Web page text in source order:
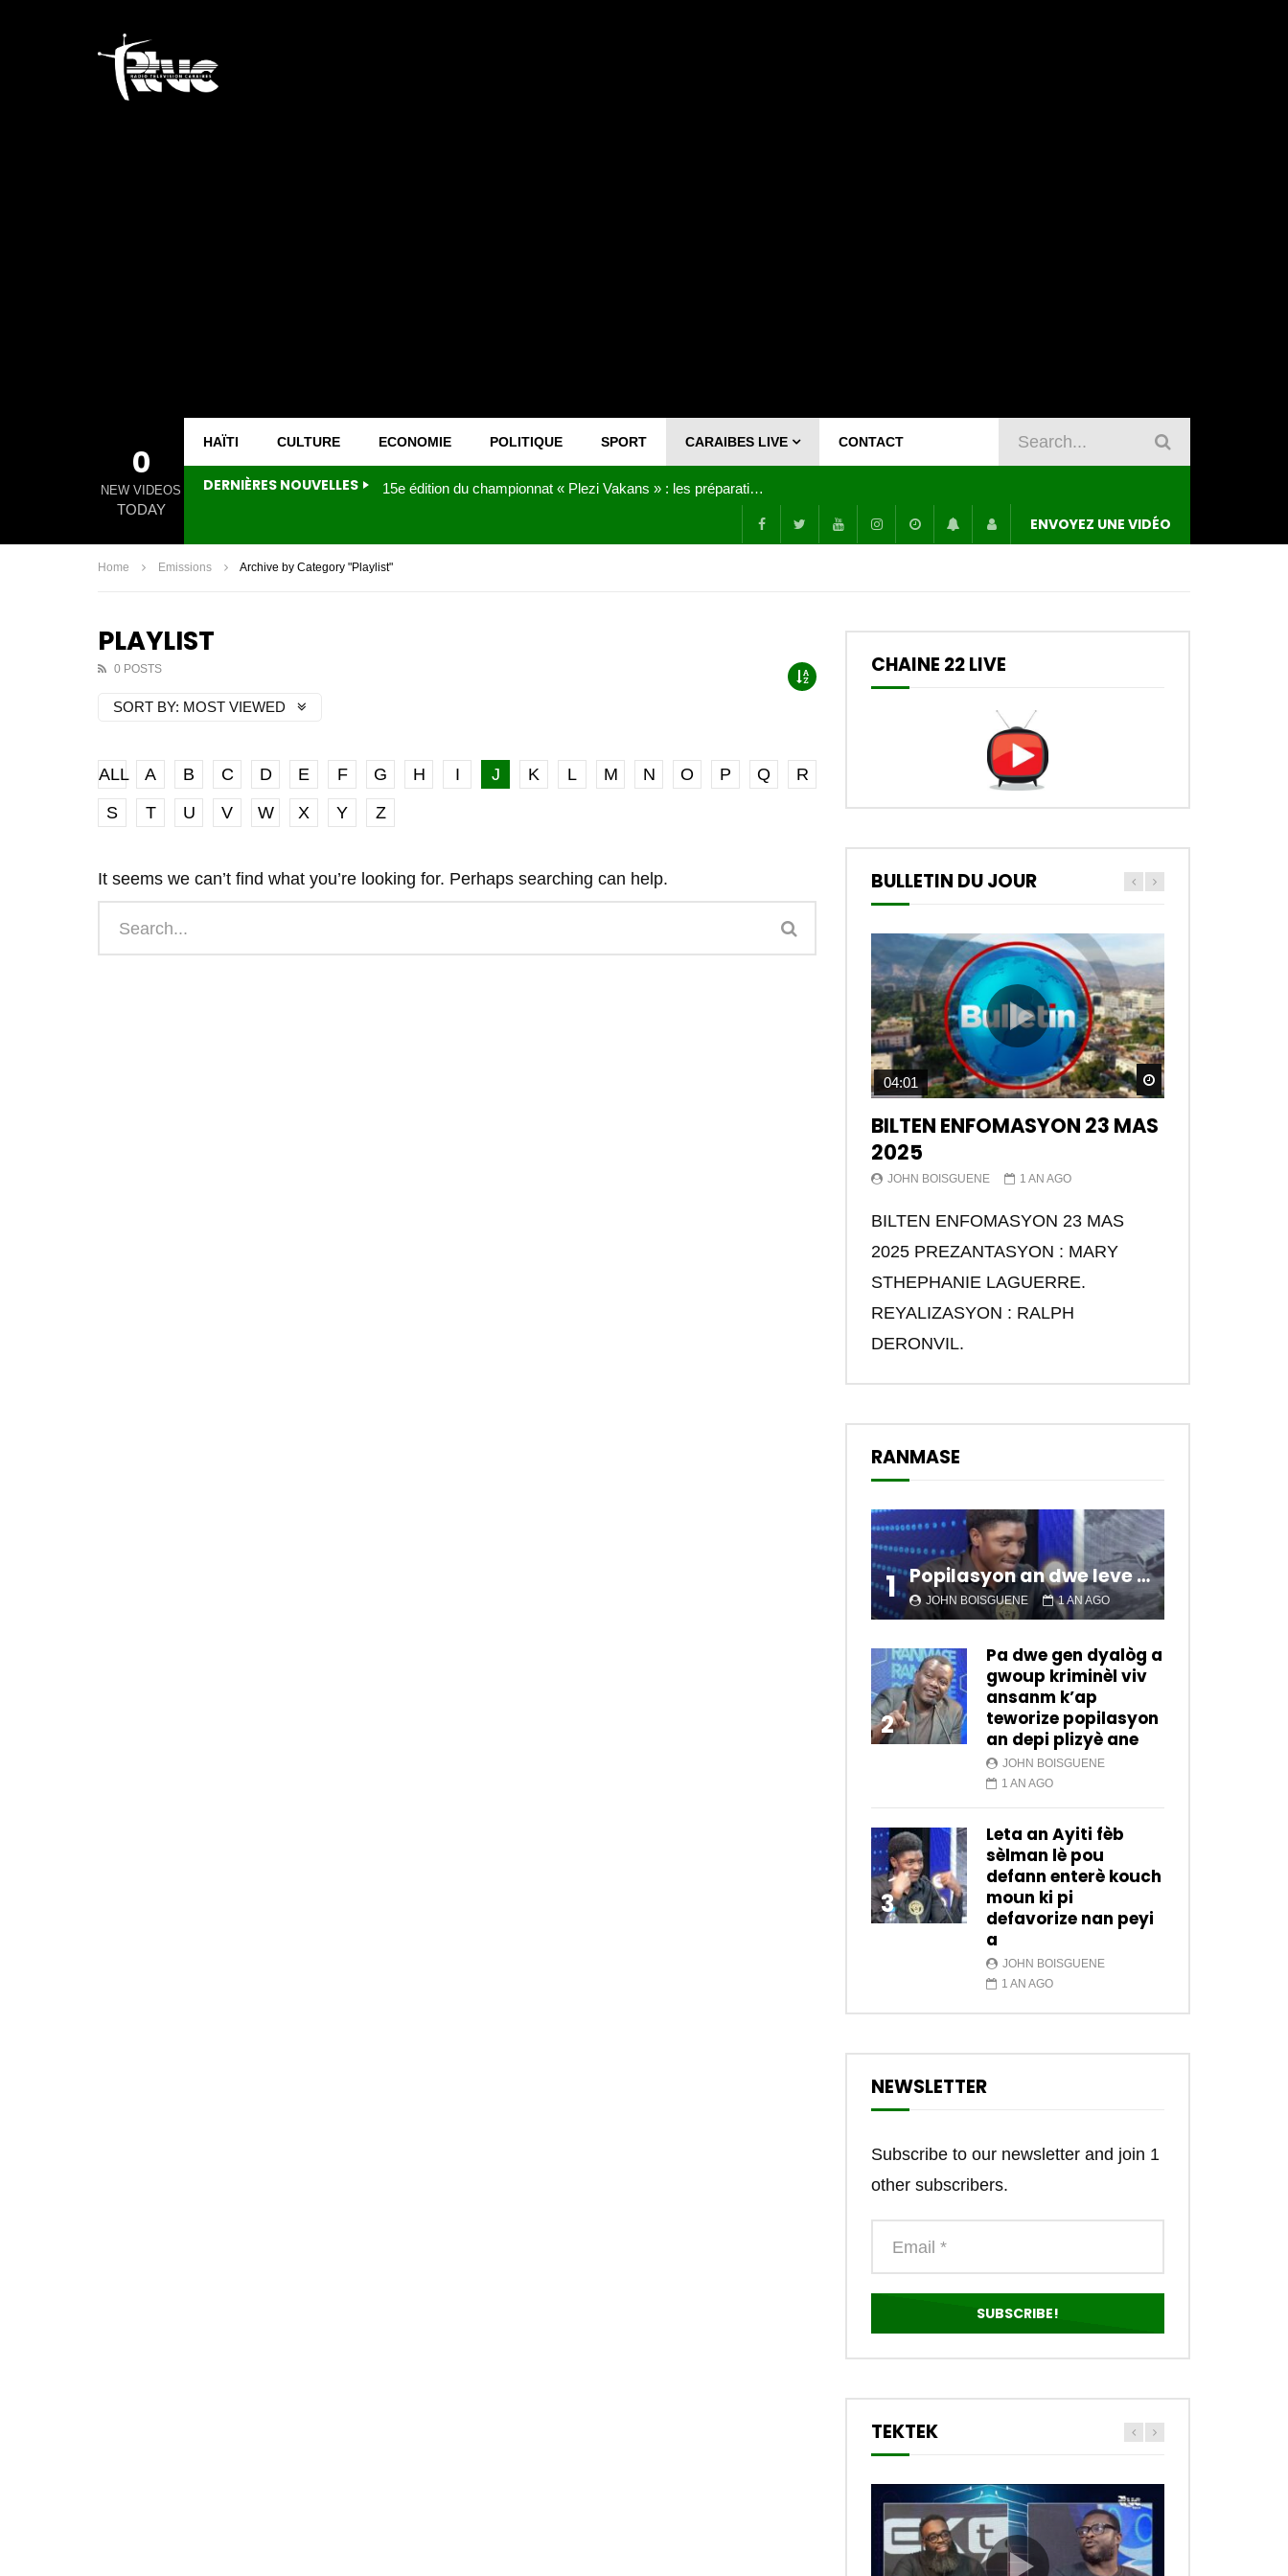
0
NEW VIDEOS
TODAY
HAÏTI CULTURE ECONOMIE POLITIQUE SPORT CARAIBES LIVE CONTACT
DERNIÈRES NOUVELLES Joy Clerf Derisier, sur les traces de son père : évangéliser par la musique
ENVOYEZ UNE VIDÉO
Home Emissions Archive by Category "Playlist"
PLAYLIST
0 POSTS
SORT BY: MOST VIEWED
ALL A B C D E F G H I J K L M N O P Q
R
S
T U V W X Y Z
It seems we can’t find what you’re looking for. Perhaps searching can help.
CHAINE 22 LIVE
BULLETIN DU JOUR
Watch Later
04:01
BILTEN ENFOMASYON 23 MAS
2025
JOHN BOISGUENE 1 AN AGO
BILTEN ENFOMASYON 23 MAS
2025 PREZANTASYON : MARY
STHEPHANIE LAGUERRE.
REYALIZASYON : RALPH
DERONVIL.
RANMASE
1 Popilasyon an dwe leve kanpe pou chanje sitiyasyon kawotik l’ap viv nan peyi a.
JOHN BOISGUENE 1 AN AGO
2
Pa dwe gen dyalòg a
gwoup kriminèl viv
ansanm k’ap
teworize popilasyon
an depi plizyè ane
JOHN BOISGUENE
1 AN AGO
3
Leta an Ayiti fèb
sèlman lè pou
defann enterè kouch
moun ki pi
defavorize nan peyi
a
JOHN BOISGUENE
1 AN AGO
NEWSLETTER
Subscribe to our newsletter and join 1
other subscribers.
TEKTEK